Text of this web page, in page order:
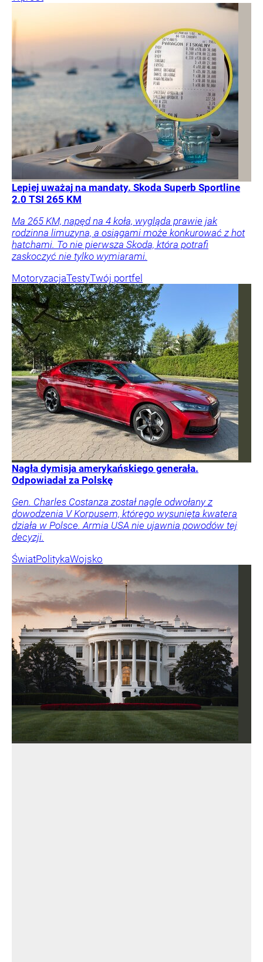
Lepiej uważaj na mandaty. Skoda Superb Sportline
2.0 TSI 265 KM
Ma 265 KM, napęd na 4 koła, wygląda prawie jak
rodzinna limuzyna, a osiągami może konkurować z hot
hatchami. To nie pierwsza Skoda, która potrafi
zaskoczyć nie tylko wymiarami.
MotoryzacjaTestyTwój portfel
Nagła dymisja amerykańskiego generała.
Odpowiadał za Polskę
Gen. Charles Costanza został nagle odwołany z
dowodzenia V Korpusem, którego wysunięta kwatera
działa w Polsce. Armia USA nie ujawnia powodów tej
decyzji.
ŚwiatPolitykaWojsko